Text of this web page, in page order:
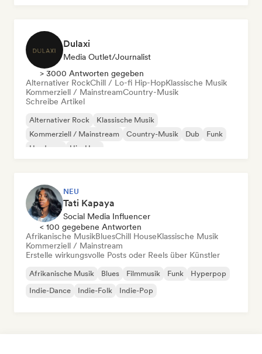
Dulaxi
Media Outlet/Journalist
> 3000 Antworten gegeben
Alternativer RockChill / Lo-fi Hip-HopKlassische Musik
Kommerziell / MainstreamCountry-Musik
Schreibe Artikel
Alternativer Rock
Klassische Musik
Kommerziell / Mainstream
Country-Musik Dub
Funk
Hardcore
Hip-Hop
NEU
Tati Kapaya
Social Media Influencer
< 100 gegebene Antworten
Afrikanische MusikBluesChill HouseKlassische Musik
Kommerziell / Mainstream
Erstelle wirkungsvolle Posts oder Reels über Künstler
Afrikanische Musik Blues Filmmusik Funk
Hyperpop
Indie-Dance
Indie-Folk Indie-Pop